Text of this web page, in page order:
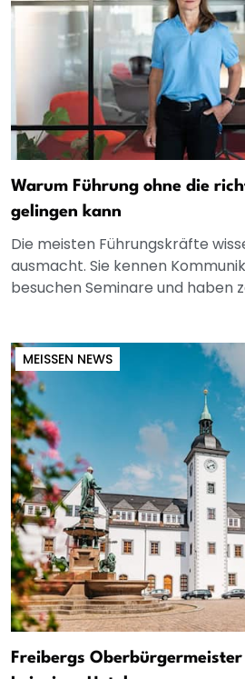
Warum Führung ohne die
gelingen kann
Die meisten Führungskräfte
ausmacht. Sie kennen
besuchen Seminare und haben
MEISSEN NEWS
Freibergs